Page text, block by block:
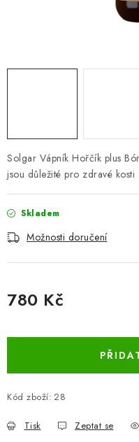
Odborný garant MUDr.
Solgar Vápník Hořčík plus
jsou důležité pro zdravé kosti
Skladem
Možnosti doručení
780 Kč
Kód zboží: 28
Tisk Zeptat se